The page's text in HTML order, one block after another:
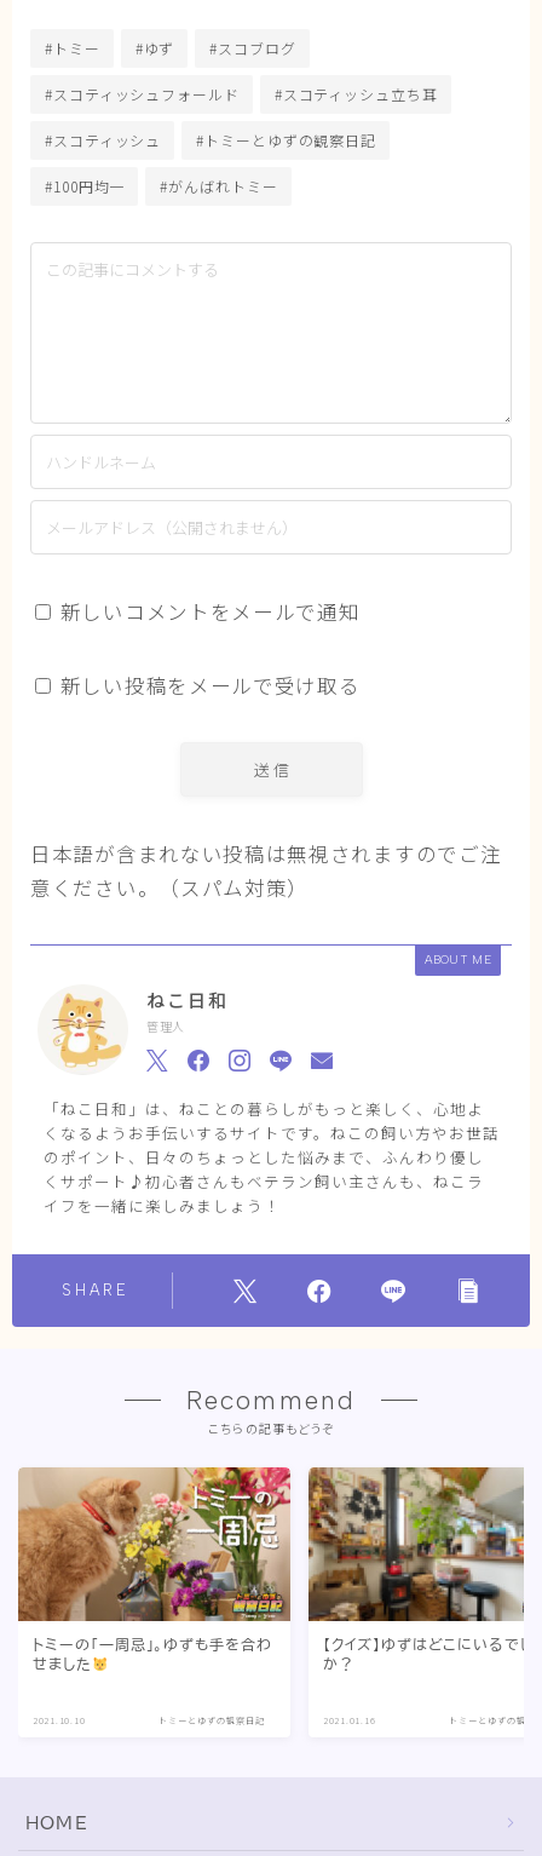
#トミー #ゆず #スコブログ
#スコティッシュフォールド #スコティッシュ立ち耳
#スコティッシュ #トミーとゆずの観察日記
#100円均一 #がんばれトミー
新しいコメントをメールで通知
新しい投稿をメールで受け取る
日本語が含まれない投稿は無視されますのでご注
意ください。（スパム対策）
ABOUT ME
ねこ日和
管理人
「ねこ日和」は、ねことの暮らしがもっと楽しく、心地よ
くなるようお手伝いするサイトです。ねこの飼い方やお世話
のポイント、日々のちょっとした悩みまで、ふんわり優し
くサポート♪初心者さんもベテラン飼い主さんも、ねこラ
イフを一緒に楽しみましょう！
SHARE
Recommend
こちらの記事もどうぞ
トミーの「一周忌」。ゆずも手を合わ
せました
2021.10.10 トミーとゆずの観察日記
【クイズ】ゆずはどこにいるでし
か？
2021.01.16 トミーとゆずの観察
HOME